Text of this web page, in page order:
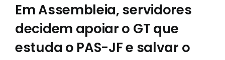
Em Assembleia, servidores
decidem apoiar o GT que
estuda o PAS-JF e salvar o